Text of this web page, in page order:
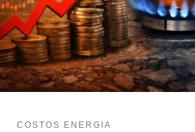
COSTOS ENERGIA